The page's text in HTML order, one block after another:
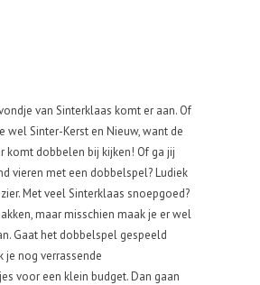
van Sinterklaas komt er aan. Of
wel Sinter-Kerst en Nieuw, want de
komt dobbelen bij kijken! Of ga jij
vieren met een dobbelspel? Ludiek
Met veel Sinterklaas snoepgoed?
maar misschien maak je er wel
Gaat het dobbelspel gespeeld
je nog verrassende
voor een klein budget. Dan gaan